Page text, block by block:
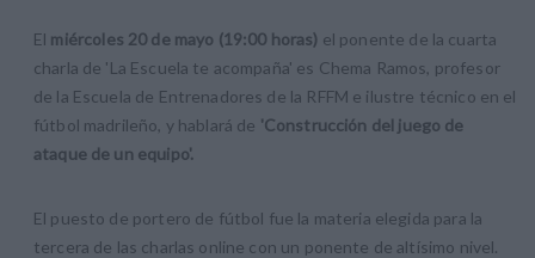
El miércoles 20 de mayo (19:00 horas) el ponente de la cuarta
charla de 'La Escuela te acompaña' es Chema Ramos, profesor
de la Escuela de Entrenadores de la RFFM e ilustre técnico en el
fútbol madrileño, y hablará de 'Construcción del juego de
ataque de un equipo'.
El puesto de portero de fútbol fue la materia elegida para la
tercera de las charlas online con un ponente de altísimo nivel.